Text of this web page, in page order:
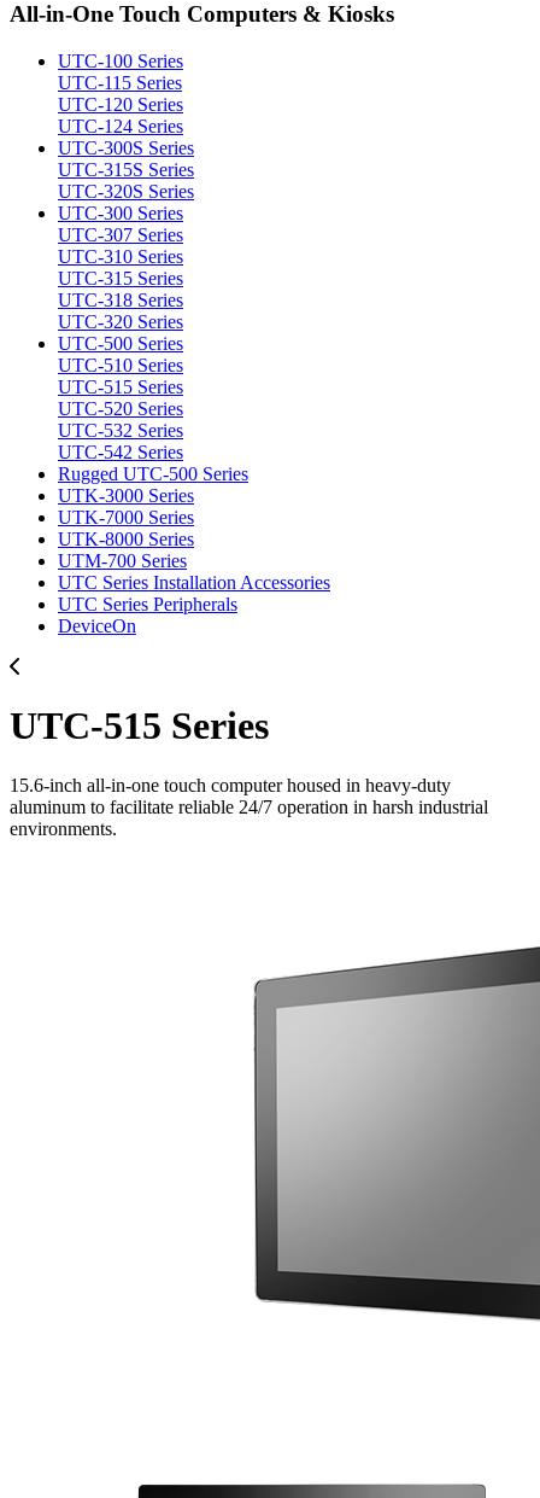
All-in-One Touch Computers & Kiosks
UTC-100 Series
UTC-115 Series
UTC-120 Series
UTC-124 Series
UTC-300S Series
UTC-315S Series
UTC-320S Series
UTC-300 Series
UTC-307 Series
UTC-310 Series
UTC-315 Series
UTC-318 Series
UTC-320 Series
UTC-500 Series
UTC-510 Series
UTC-515 Series
UTC-520 Series
UTC-532 Series
UTC-542 Series
Rugged UTC-500 Series
UTK-3000 Series
UTK-7000 Series
UTK-8000 Series
UTM-700 Series
UTC Series Installation Accessories
UTC Series Peripherals
DeviceOn
UTC-515 Series
15.6-inch all-in-one touch computer housed in heavy-duty
aluminum to facilitate reliable 24/7 operation in harsh industrial
environments.